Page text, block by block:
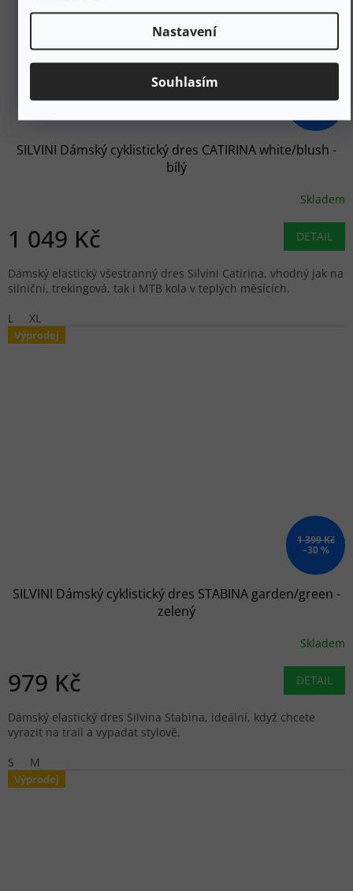
Nastavení
Souhlasím
SILVINI Dámský cyklistický dres CATIRINA white/blush -
bílý
Skladem
1 049 Kč DETAIL
Dámský elastický všestranný dres Silvini Catirina, vhodný jak na
silniční, trekingová, tak i MTB kola v teplých měsících.
L
XL
Výprodej
1 399 Kč
–30 %
SILVINI Dámský cyklistický dres STABINA garden/green -
zelený
Skladem
979 Kč DETAIL
Dámský elastický dres Silvina Stabina, ideální, když chcete
vyrazit na trail a vypadat stylově.
S
M
Výprodej